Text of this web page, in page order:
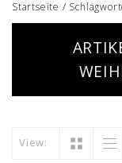
Startseite /
View: